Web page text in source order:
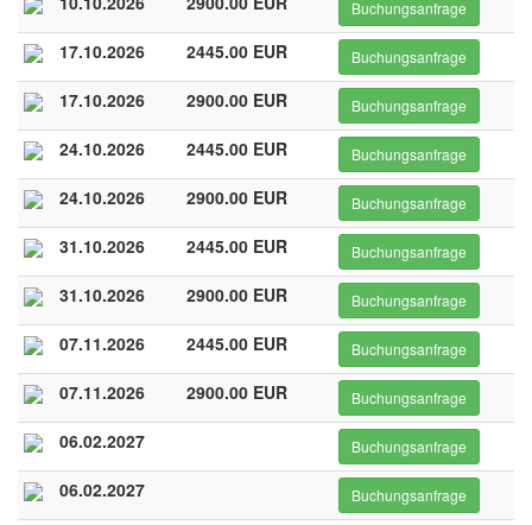
Buchungsanfrage
17.10.2026 2445.00 EUR Buchungsanfrage
17.10.2026 2900.00 EUR Buchungsanfrage
24.10.2026 2445.00 EUR Buchungsanfrage
24.10.2026 2900.00 EUR Buchungsanfrage
31.10.2026 2445.00 EUR Buchungsanfrage
31.10.2026 2900.00 EUR Buchungsanfrage
07.11.2026 2445.00 EUR Buchungsanfrage
07.11.2026 2900.00 EUR Buchungsanfrage
06.02.2027 Buchungsanfrage
06.02.2027 Buchungsanfrage